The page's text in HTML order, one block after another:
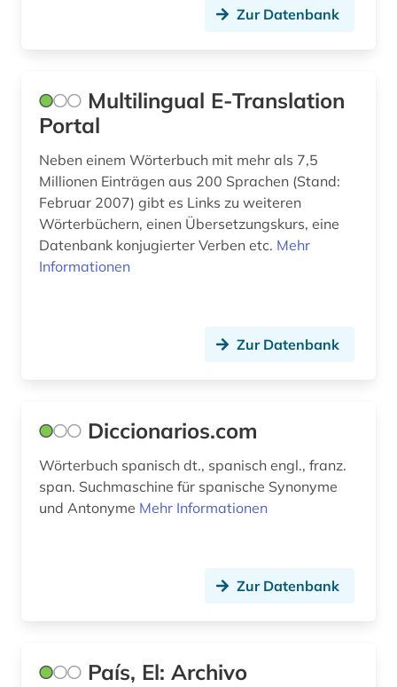
Zur Datenbank
Multilingual E-Translation
Portal
Neben einem Wörterbuch mit mehr als 7,5
Millionen Einträgen aus 200 Sprachen (Stand:
Februar 2007) gibt es Links zu weiteren
Wörterbüchern, einen Übersetzungskurs, eine
Datenbank konjugierter Verben etc. Mehr
Informationen
Zur Datenbank
Diccionarios.com
Wörterbuch spanisch dt., spanisch engl., franz.
span. Suchmaschine für spanische Synonyme
und Antonyme Mehr Informationen
Zur Datenbank
País, El: Archivo